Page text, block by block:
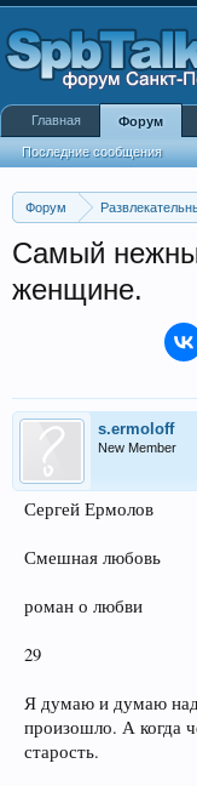
Форум
Самый
женщине.
s.ermoloff
New Member
Сергей Ермолов
Смешная любовь
роман о любви
29
Я думаю и думаю
произошло. А когда
старость.
Главная Форум
Последние сообщения